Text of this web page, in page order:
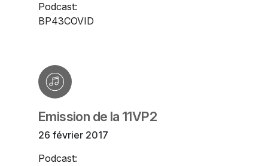
Podcast:
BP43COVID
Emission de la 11VP2
26 février 2017
Podcast: